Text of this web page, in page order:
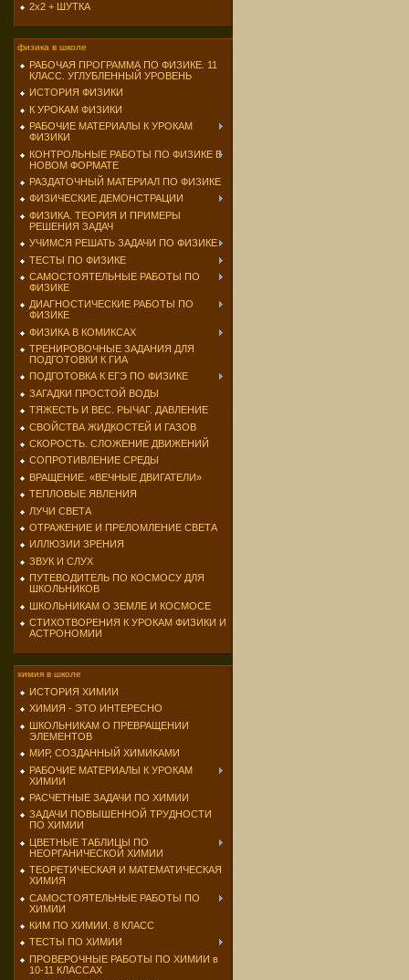
2х2 + ШУТКА
физика в школе
РАБОЧАЯ ПРОГРАММА ПО ФИЗИКЕ. 11
КЛАСС. УГЛУБЛЕННЫЙ УРОВЕНЬ
ИСТОРИЯ ФИЗИКИ
К УРОКАМ ФИЗИКИ
РАБОЧИЕ МАТЕРИАЛЫ К УРОКАМ
ФИЗИКИ
КОНТРОЛЬНЫЕ РАБОТЫ ПО ФИЗИКЕ В
НОВОМ ФОРМАТЕ
РАЗДАТОЧНЫЙ МАТЕРИАЛ ПО ФИЗИКЕ
ФИЗИЧЕСКИЕ ДЕМОНСТРАЦИИ
ФИЗИКА. ТЕОРИЯ И ПРИМЕРЫ
РЕШЕНИЯ ЗАДАЧ
УЧИМСЯ РЕШАТЬ ЗАДАЧИ ПО ФИЗИКЕ
ТЕСТЫ ПО ФИЗИКЕ
САМОСТОЯТЕЛЬНЫЕ РАБОТЫ ПО
ФИЗИКЕ
ДИАГНОСТИЧЕСКИЕ РАБОТЫ ПО
ФИЗИКЕ
ФИЗИКА В КОМИКСАХ
ТРЕНИРОВОЧНЫЕ ЗАДАНИЯ ДЛЯ
ПОДГОТОВКИ К ГИА
ПОДГОТОВКА К ЕГЭ ПО ФИЗИКЕ
ЗАГАДКИ ПРОСТОЙ ВОДЫ
ТЯЖЕСТЬ И ВЕС. РЫЧАГ. ДАВЛЕНИЕ
СВОЙСТВА ЖИДКОСТЕЙ И ГАЗОВ
СКОРОСТЬ. СЛОЖЕНИЕ ДВИЖЕНИЙ
СОПРОТИВЛЕНИЕ СРЕДЫ
ВРАЩЕНИЕ. «ВЕЧНЫЕ ДВИГАТЕЛИ»
ТЕПЛОВЫЕ ЯВЛЕНИЯ
ЛУЧИ СВЕТА
ОТРАЖЕНИЕ И ПРЕЛОМЛЕНИЕ СВЕТА
ИЛЛЮЗИИ ЗРЕНИЯ
ЗВУК И СЛУХ
ПУТЕВОДИТЕЛЬ ПО КОСМОСУ ДЛЯ
ШКОЛЬНИКОВ
ШКОЛЬНИКАМ О ЗЕМЛЕ И КОСМОСЕ
СТИХОТВОРЕНИЯ К УРОКАМ ФИЗИКИ И
АСТРОНОМИИ
химия в школе
ИСТОРИЯ ХИМИИ
ХИМИЯ - ЭТО ИНТЕРЕСНО
ШКОЛЬНИКАМ О ПРЕВРАЩЕНИИ
ЭЛЕМЕНТОВ
МИР, СОЗДАННЫЙ ХИМИКАМИ
РАБОЧИЕ МАТЕРИАЛЫ К УРОКАМ
ХИМИИ
РАСЧЕТНЫЕ ЗАДАЧИ ПО ХИМИИ
ЗАДАЧИ ПОВЫШЕННОЙ ТРУДНОСТИ
ПО ХИМИИ
ЦВЕТНЫЕ ТАБЛИЦЫ ПО
НЕОРГАНИЧЕСКОЙ ХИМИИ
ТЕОРЕТИЧЕСКАЯ И МАТЕМАТИЧЕСКАЯ
ХИМИЯ
САМОСТОЯТЕЛЬНЫЕ РАБОТЫ ПО
ХИМИИ
КИМ ПО ХИМИИ. 8 КЛАСС
ТЕСТЫ ПО ХИМИИ
ПРОВЕРОЧНЫЕ РАБОТЫ ПО ХИМИИ в
10-11 КЛАССАХ